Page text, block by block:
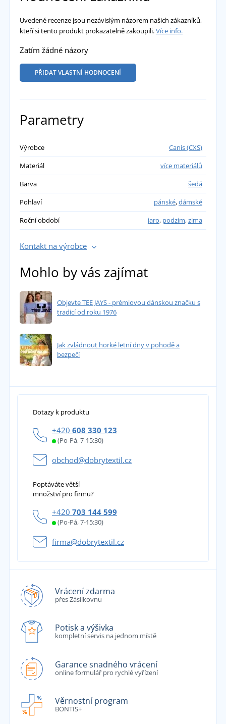
Uvedené recenze jsou nezávislým názorem našich zákazníků,
kteří si tento produkt prokazatelně zakoupili.Více info.
Zatím žádné názory
PŘIDAT VLASTNÍ HODNOCENÍ
Parametry
Výrobce
Canis (CXS)
Materiál
více materiálů
Barva
šedá
Pohlaví
pánské,dámské
Roční období
jaro, podzim,zima
Kontakt na výrobce
Mohlo by vás zajímat
Objevte TEE JAYS - prémiovou dánskou značku s
tradicí od roku 1976
Jak zvládnout horké letní dny v pohodě a
bezpečí
Dotazy k produktu
+420 608 330 123
(Po-Pá, 7-15:30)
obchod@dobrytextil.cz
Poptáváte větší
množství pro firmu?
+420 703 144 599
(Po-Pá, 7-15:30)
firma@dobrytextil.cz
Vrácení zdarma
přes Zásilkovnu
Potisk a výšivka
kompletní servis na jednom místě
Garance snadného vrácení
online formulář pro rychlé vyřízení
Věrnostní program
BONTIS+